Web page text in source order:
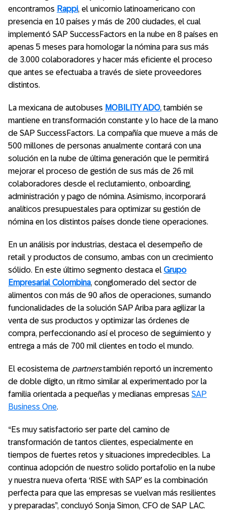
encontramos Rappi, el unicornio latinoamericano con
presencia en 10 países y más de 200 ciudades, el cual
implementó SAP SuccessFactors en la nube en 8 países en
apenas 5 meses para homologar la nómina para sus más
de 3.000 colaboradores y hacer más eficiente el proceso
que antes se efectuaba a través de siete proveedores
distintos.
La mexicana de autobuses MOBILITY ADO, también se
mantiene en transformación constante y lo hace de la mano
de SAP SuccessFactors. La compañía que mueve a más de
500 millones de personas anualmente contará con una
solución en la nube de última generación que le permitirá
mejorar el proceso de gestión de sus más de 26 mil
colaboradores desde el reclutamiento, onboarding,
administración y pago de nómina. Asimismo, incorporará
analíticos presupuestales para optimizar su gestión de
nómina en los distintos países donde tiene operaciones.
En un análisis por industrias, destaca el desempeño de
retail y productos de consumo, ambas con un crecimiento
sólido. En este último segmento destaca el Grupo
Empresarial Colombina, conglomerado del sector de
alimentos con más de 90 años de operaciones, sumando
funcionalidades de la solución SAP Ariba para agilizar la
venta de sus productos y optimizar las órdenes de
compra, perfeccionando así el proceso de seguimiento y
entrega a más de 700 mil clientes en todo el mundo.
El ecosistema de partnerstambién reportó un incremento
de doble dígito, un ritmo similar al experimentado por la
familia orientada a pequeñas y medianas empresas SAP
Business One.
“Es muy satisfactorio ser parte del camino de
transformación de tantos clientes, especialmente en
tiempos de fuertes retos y situaciones impredecibles. La
continua adopción de nuestro solido portafolio en la nube
y nuestra nueva oferta ‘RISE with SAP’ es la combinación
perfecta para que las empresas se vuelvan más resilientes
y preparadas”, concluyó Sonja Simon, CFO de SAP LAC.